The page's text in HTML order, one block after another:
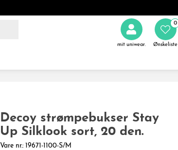
mit uniwear. Ønskeliste
0
Decoy strømpebukser Stay
Up Silklook sort, 20 den.
Vare nr.: 19671-1100-S/M